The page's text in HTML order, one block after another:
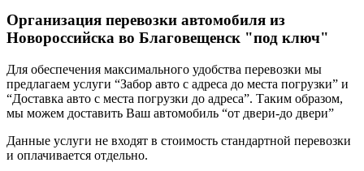
Организация перевозки автомобиля из
Новороссийска во Благовещенск "под ключ"
Для обеспечения максимального удобства перевозки мы
предлагаем услуги “Забор авто с адреса до места погрузки” и
“Доставка авто с места погрузки до адреса”. Таким образом,
мы можем доставить Ваш автомобиль “от двери-до двери”
Данные услуги не входят в стоимость стандартной перевозки
и оплачивается отдельно.